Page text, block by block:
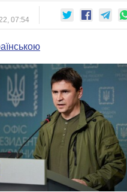
СРАВНЕНИЕ ПОЛИТИКОВ
07:54